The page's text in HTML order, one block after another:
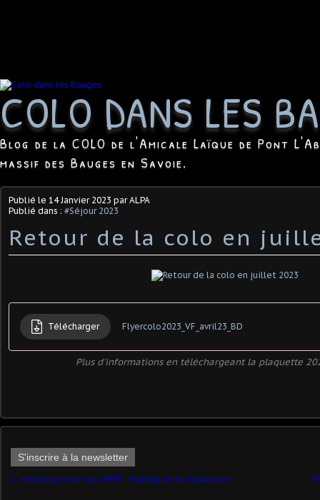
COLO DANS LES
Blog de la COLO de l'Amicale Laïque de Pont
massif des Bauges en Savoie.
Publié le 14 Janvier 2023 par ALPA
Publié dans : #Séjour 2023
Retour de la colo en
Télécharger Flyercolo2023_VF_avril23_BD
Plus d'informations en téléchargeant la plaquette
S'inscrire à la newsletter
Arrivée prévue vers 9h30 - Parking de la Madelaine